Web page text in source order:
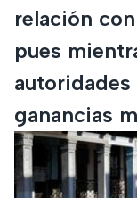
relación
pues
ganancias